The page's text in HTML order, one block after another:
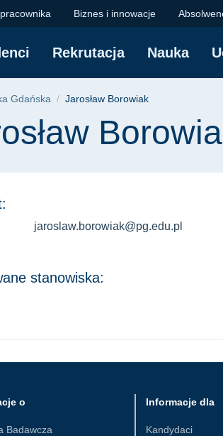
|
Biznes i innowacje
Rekrutacja Nauka
nawigacyjna
Gdańska Jarosław Borowiak
strony
jaroslaw.borowiak@pg.edu.pl
stanowiska:
o
Badawcza
Informacje dla
Kandydaci